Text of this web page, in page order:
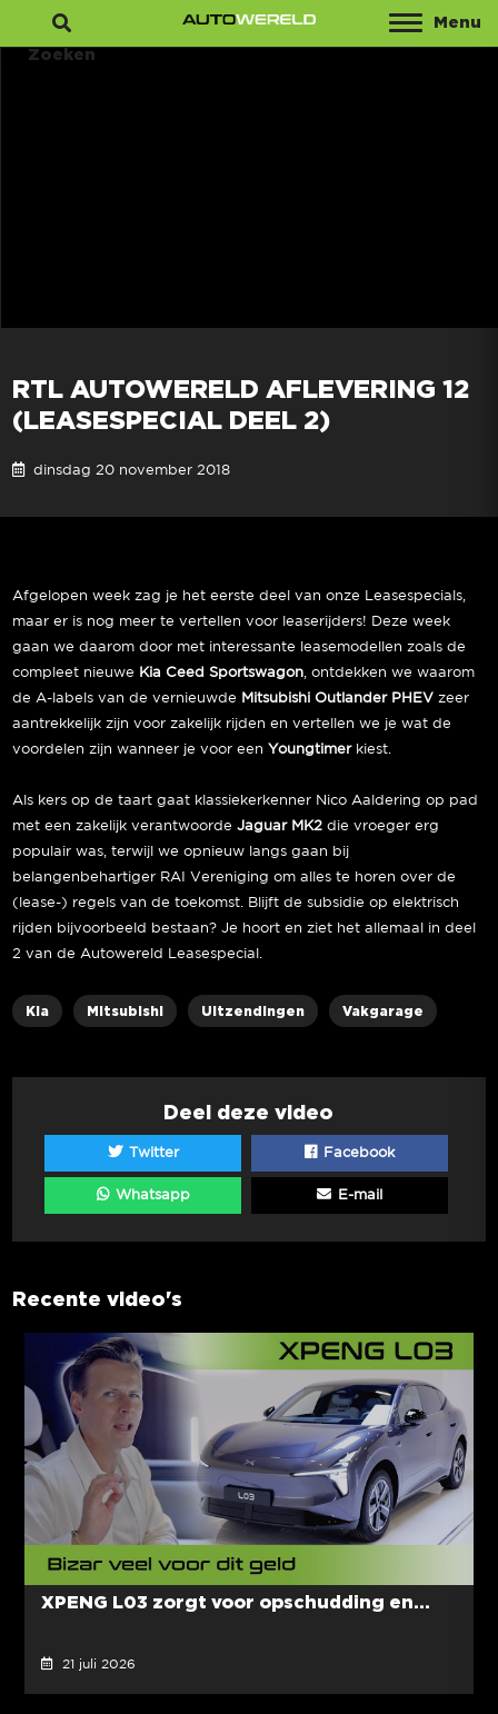
Menu
Zoeken
RTL AUTOWERELD AFLEVERING 12
(LEASESPECIAL DEEL 2)
dinsdag 20 november 2018
Afgelopen week zag je het eerste deel van onze Leasespecials,
maar er is nog meer te vertellen voor leaserijders! Deze week
gaan we daarom door met interessante leasemodellen zoals de
compleet nieuwe Kia Ceed Sportswagon , ontdekken we waarom
de A-labels van de vernieuwde Mitsubishi Outlander PHEV zeer
aantrekkelijk zijn voor zakelijk rijden en vertellen we je wat de
voordelen zijn wanneer je voor een Youngtimerkiest.
Als kers op de taart gaat klassiekerkenner Nico Aaldering op pad
met een zakelijk verantwoordeJaguar MK2 die vroeger erg
populair was, terwijl we opnieuw langs gaan bij
belangenbehartiger RAI Vereniging om alles te horen over de
(lease-) regels van de toekomst. Blijft de subsidie op elektrisch
rijden bijvoorbeeld bestaan? Je hoort en ziet het allemaal in deel
2 van de Autowereld Leasespecial.
Kia Mitsubishi Uitzendingen Vakgarage
Deel deze video
Twitter Facebook
Whatsapp E-mail
Recente video's
XPENG L03 zorgt voor opschudding en...
21 juli 2026